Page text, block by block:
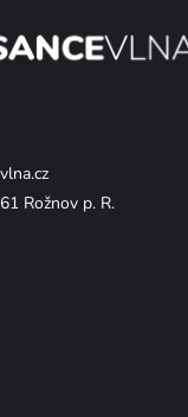
Rožnov p. R.